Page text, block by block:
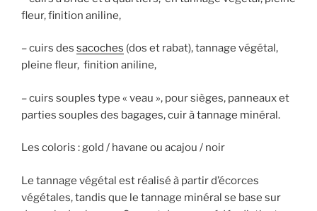
fleur, finition aniline,
– cuirs des sacoches (dos et rabat), tannage végétal,
pleine fleur, finition aniline,
– cuirs souples type « veau », pour sièges, panneaux et
parties souples des bagages, cuir à tannage minéral.
Les coloris : gold / havane ou acajou / noir
Le tannage végétal est réalisé à partir d’écorces
végétales, tandis que le tannage minéral se base sur